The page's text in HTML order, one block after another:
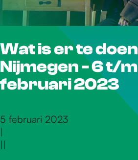
r
d
e
Wat is er te
Nijmegen - 6 t/m
februari 2023
5 februari 2023
|
||